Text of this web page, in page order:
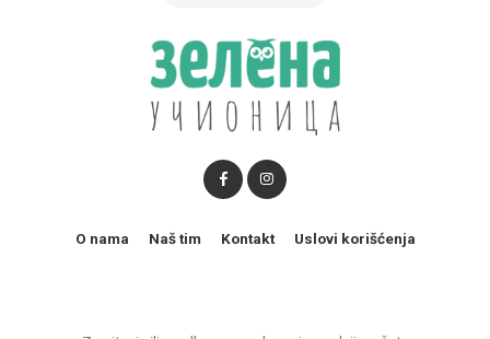
O nama Naš tim Kontakt Uslovi korišćenja